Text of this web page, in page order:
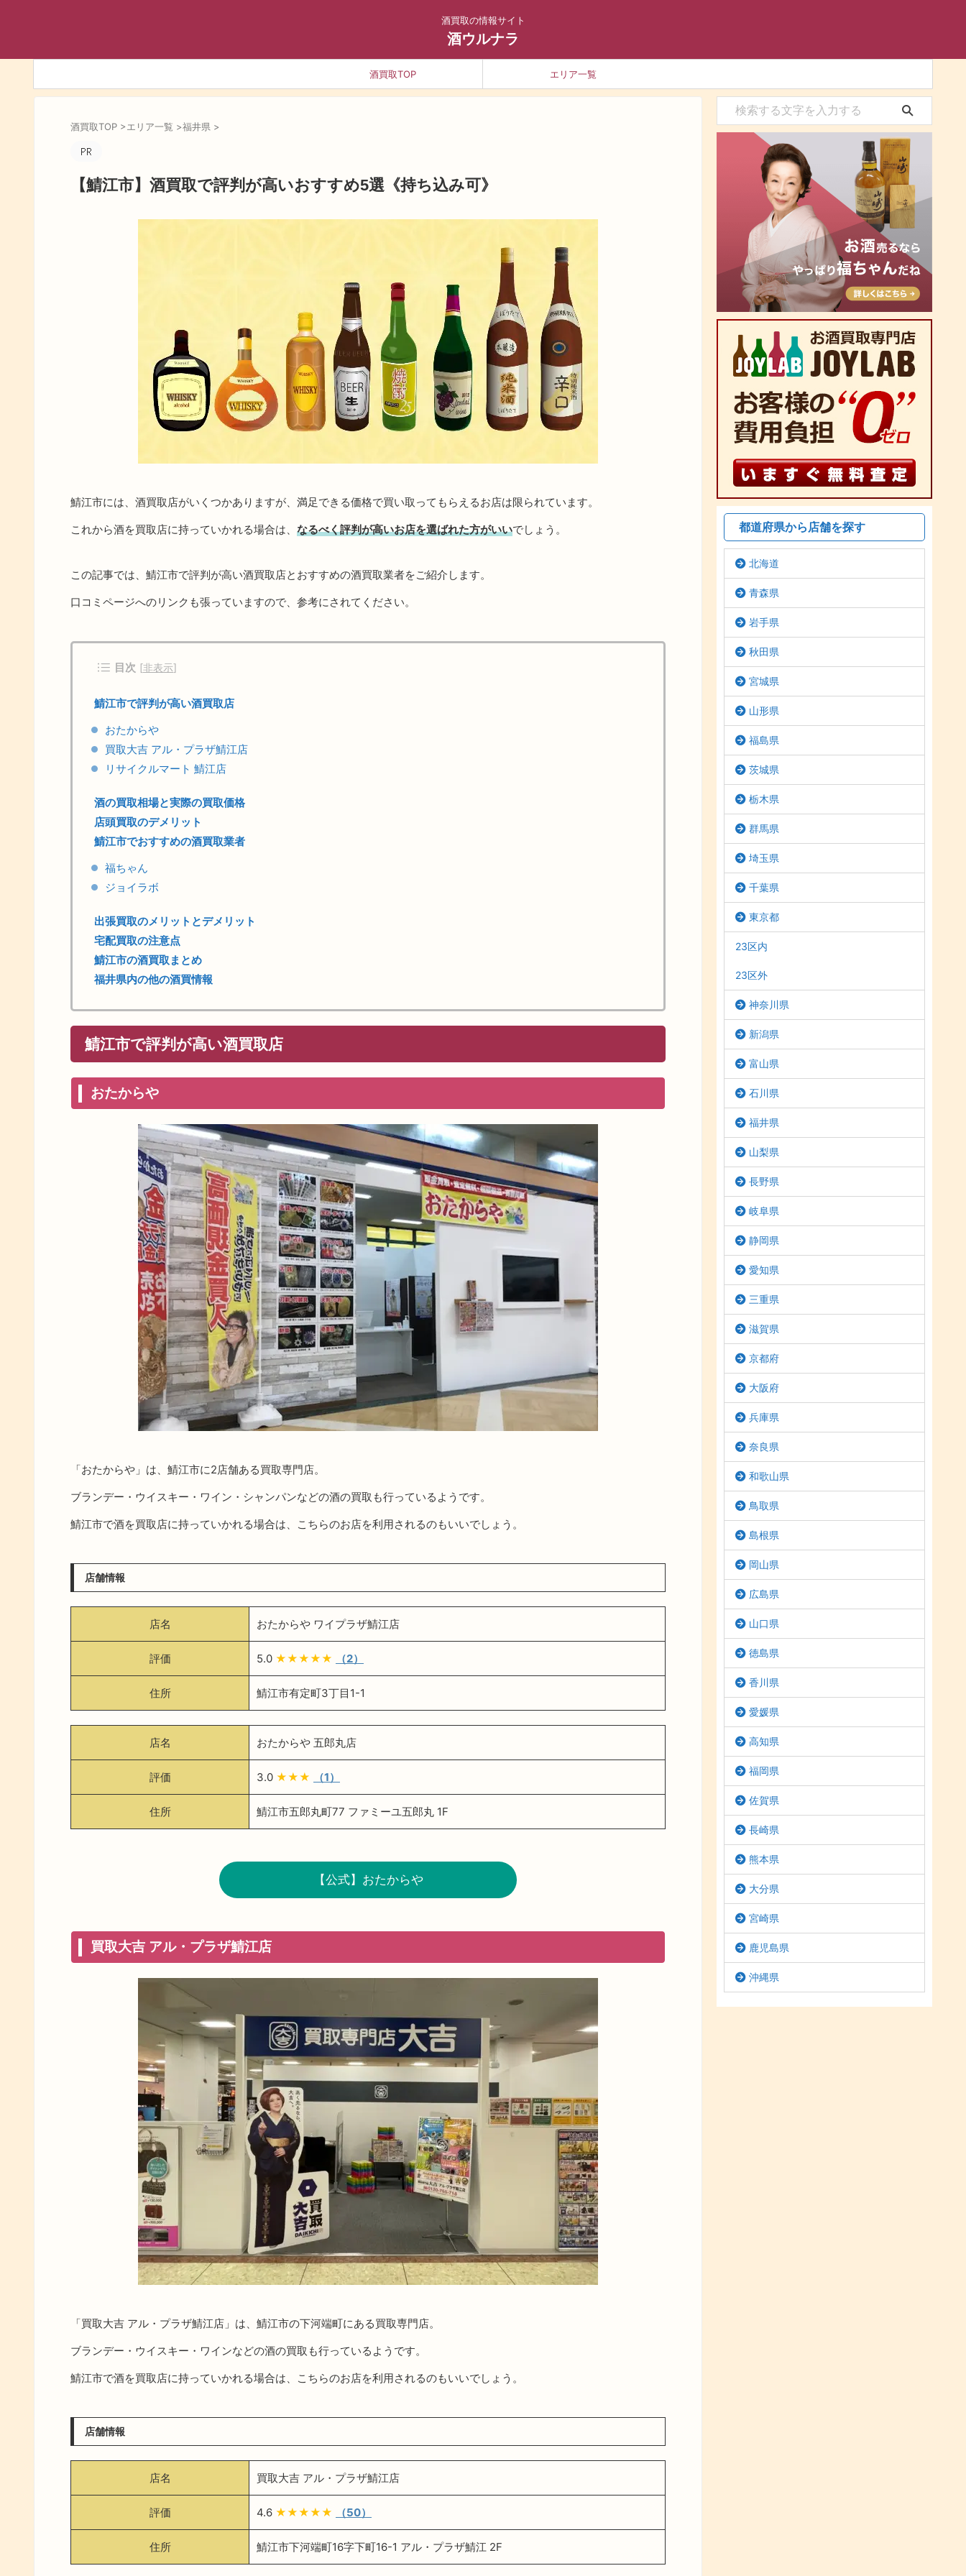
酒買取の情報サイト
酒ウルナラ
酒買取TOP エリア一覧
酒買取TOP >エリア一覧 >福井県 >
【鯖江市】酒買取で評判が高いおすすめ5選《持ち込み可》
鯖江市には、酒買取店がいくつかありますが、満足できる価格で買い取ってもらえるお店は限られています。
これから酒を買取店に持っていかれる場合は、 なるべく評判が高いお店を選ばれた方がいいでしょう。
この記事では、鯖江市で評判が高い酒買取店とおすすめの酒買取業者をご紹介します。
口コミページへのリンクも張っていますので、参考にされてください。
目次 [非表示]
鯖江市で評判が高い酒買取店
おたからや
買取大吉 アル・プラザ鯖江店
リサイクルマート 鯖江店
酒の買取相場と実際の買取価格
店頭買取のデメリット
鯖江市でおすすめの酒買取業者
福ちゃん
ジョイラボ
出張買取のメリットとデメリット
宅配買取の注意点
鯖江市の酒買取まとめ
福井県内の他の酒買情報
鯖江市で評判が高い酒買取店
おたからや
「おたからや」は、鯖江市に2店舗ある買取専門店。
ブランデー・ウイスキー・ワイン・シャンパンなどの酒の買取も行っているようです。
鯖江市で酒を買取店に持っていかれる場合は、こちらのお店を利用されるのもいいでしょう。
店舗情報
店名 おたからや ワイプラザ鯖江店
評価 5.0 ★★★★★ （2）
住所 鯖江市有定町3丁目1-1
店名 おたからや 五郎丸店
評価 3.0 ★★★ （1）
住所 鯖江市五郎丸町77 ファミーユ五郎丸 1F
【公式】おたからや
買取大吉 アル・プラザ鯖江店
「買取大吉 アル・プラザ鯖江店」は、鯖江市の下河端町にある買取専門店。
ブランデー・ウイスキー・ワインなどの酒の買取も行っているようです。
鯖江市で酒を買取店に持っていかれる場合は、こちらのお店を利用されるのもいいでしょう。
店舗情報
店名 買取大吉 アル・プラザ鯖江店
評価 4.6 ★★★★★ （50）
住所 鯖江市下河端町16字下町16-1 アル・プラザ鯖江 2F
都道府県から店舗を探す
北海道
青森県
岩手県
秋田県
宮城県
山形県
福島県
茨城県
栃木県
群馬県
埼玉県
千葉県
東京都
23区内
23区外
神奈川県
新潟県
富山県
石川県
福井県
山梨県
長野県
岐阜県
静岡県
愛知県
三重県
滋賀県
京都府
大阪府
兵庫県
奈良県
和歌山県
鳥取県
島根県
岡山県
広島県
山口県
徳島県
香川県
愛媛県
高知県
福岡県
佐賀県
長崎県
熊本県
大分県
宮崎県
鹿児島県
沖縄県